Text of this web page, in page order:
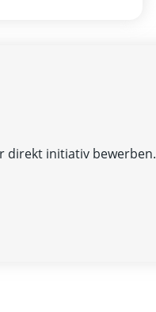
direkt initiativ bewerben.